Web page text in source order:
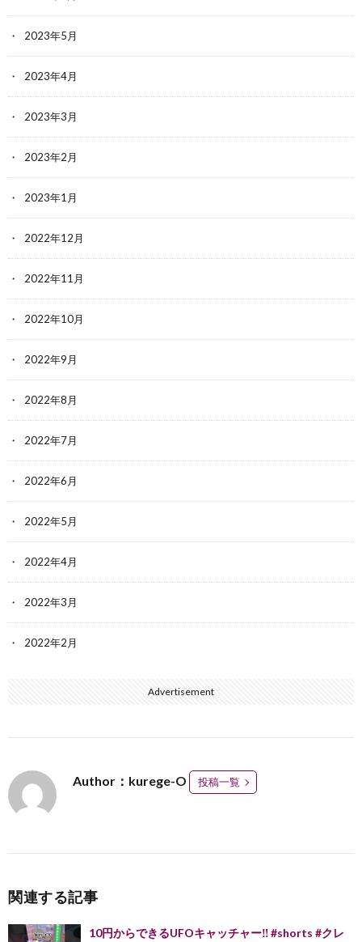
2023年5月
2023年4月
2023年3月
2023年2月
2023年1月
2022年12月
2022年11月
2022年10月
2022年9月
2022年8月
2022年7月
2022年6月
2022年5月
2022年4月
2022年3月
2022年2月
Advertisement
Author：kurege-O 投稿一覧
関連する記事
10円からできるUFOキャッチャー‼️ #shorts #クレ